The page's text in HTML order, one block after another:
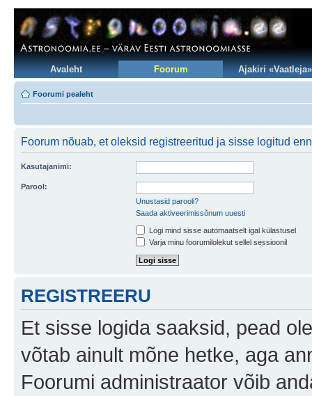
Avaleht Foorum Ajakiri «Vaatleja»
Foorumi pealeht
Foorum nõuab, et oleksid registreeritud ja sisse logitud
Kasutajanimi:
Parool:
Unustasid parooli?
Saada aktiveerimissõnum uuesti
Logi mind sisse automaatselt igal külastusel
Varja minu foorumilolekut sellel sessioonil
REGISTREERU
Et sisse logida saaksid, pead
võtab ainult mõne hetke, aga
Foorumi administraator võib